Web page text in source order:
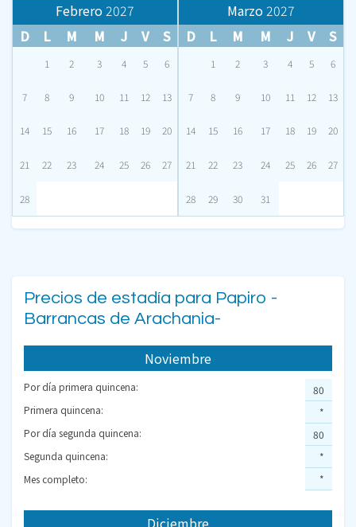
Febrero2027
D
L M M J V S
1 2 3 4 5 6
7 8 9 10 11 12 13
14 15 16 17 18 19 20
21 22 23 24 25 26 27
28
Marzo2027
D
L M M J V S
1 2 3 4 5 6
7 8 9 10 11 12 13
14 15 16 17 18 19 20
21 22 23 24 25 26 27
28 29 30 31
Precios de estadía para Papiro -
Barrancas de Arachania-
Noviembre
Por día primera quincena:
Primera quincena:
Por día segunda quincena:
Segunda quincena:
Mes completo:
80
*
80
*
*
Diciembre